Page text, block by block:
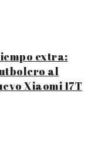
extra:
al
Xiaomi 17T